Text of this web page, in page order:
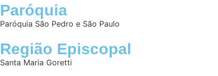
Paróquia
Paróquia São Pedro e São Paulo
Região Episcopal
Santa Maria Goretti